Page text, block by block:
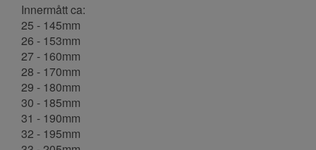
Innermått ca:
25 - 145mm
26 - 153mm
27 - 160mm
28 - 170mm
29 - 180mm
30 - 185mm
31 - 190mm
32 - 195mm